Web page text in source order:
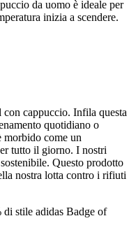
da uomo è ideale per
inizia a scendere.
con cappuccio. Infila questa
quotidiano o
morbido come un
tutto il giorno. I nostri
Questo prodotto
nostra lotta contro i rifiuti
stile adidas Badge of